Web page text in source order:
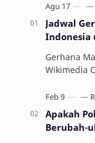
Jadwal
Indonesia
Gerhana
Wikimedia Commons
gerhana
22…
Apakah
Berubah-